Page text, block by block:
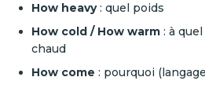
How heavy: quel poids
How cold / How warm : à
chaud
How come : pourquoi